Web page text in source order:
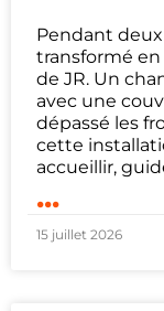
Pendant deux
transformé
de JR. Un
avec une
dépassé les
cette
accueillir,
...
15 juillet 2026